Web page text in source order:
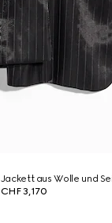
Jackett aus Wolle und
CHF 3,170